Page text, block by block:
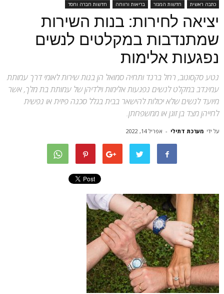
כתבה ראשית חדשות המגזר בריאות ורווחה חדשות חברה וחסד
יציאה לחירות: בנות השירות
שמתנדבות במקלטים לנשים
נפגעות אלימות
נטע סקסונוב, רחל ברנד ותחיה סמואל הן בנות שירות לאומי דרך עמותת
עמינדב במקלט לנשים נפגעות אלימות וילדיהן של עמותת בת מלך, אשר
מיועד לנשים שלא יכולות להישאר בבית בגלל סכנה פיזית או נפשית
לחייהן מצד בן זוגן או ממשפחתן.
על ידי מערכת דתילי - אפריל 14, 2022